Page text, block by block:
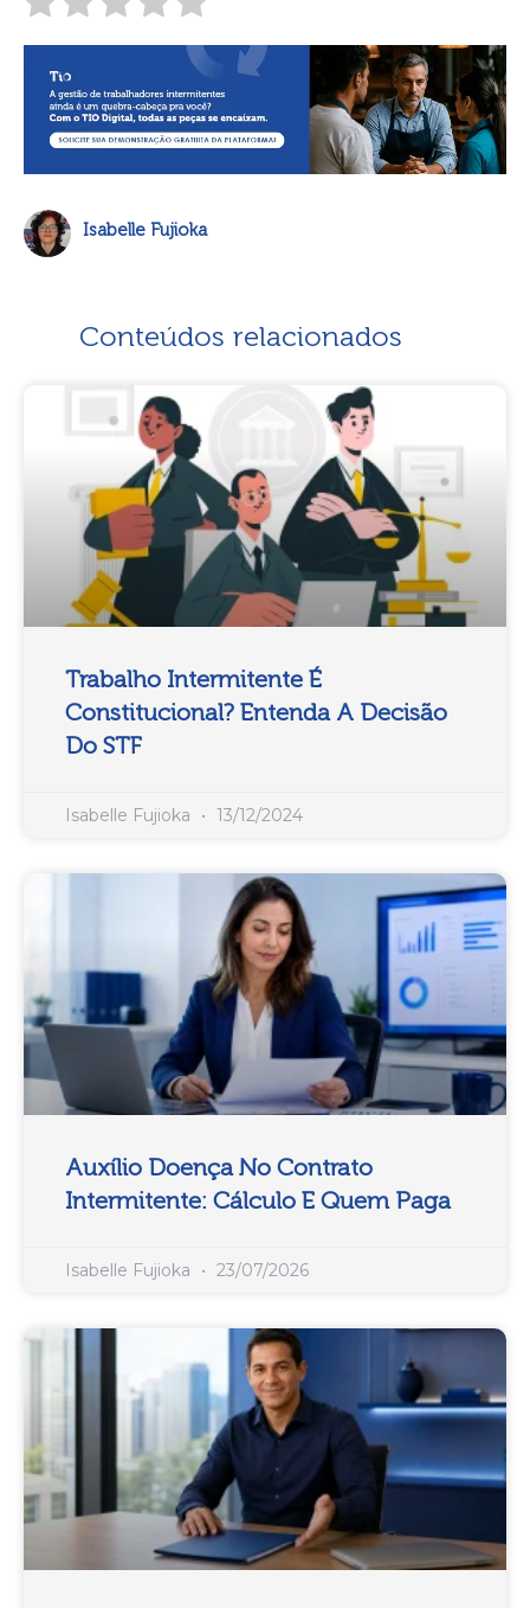
Isabelle Fujioka
Conteúdos relacionados
Trabalho Intermitente É
Constitucional? Entenda A Decisão
Do STF
Isabelle Fujioka 13/12/2024
Auxílio Doença No Contrato
Intermitente: Cálculo E Quem Paga
Isabelle Fujioka 23/07/2026